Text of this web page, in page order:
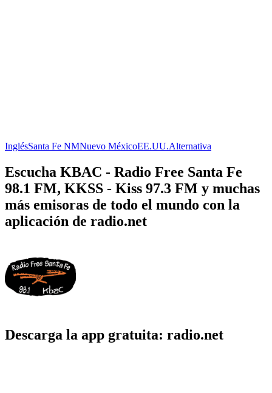
InglésSanta Fe NMNuevo MéxicoEE.UU.Alternativa
Escucha KBAC - Radio Free Santa Fe
98.1 FM, KKSS - Kiss 97.3 FM y muchas
más emisoras de todo el mundo con la
aplicación de radio.net
Descarga la app gratuita: radio.net